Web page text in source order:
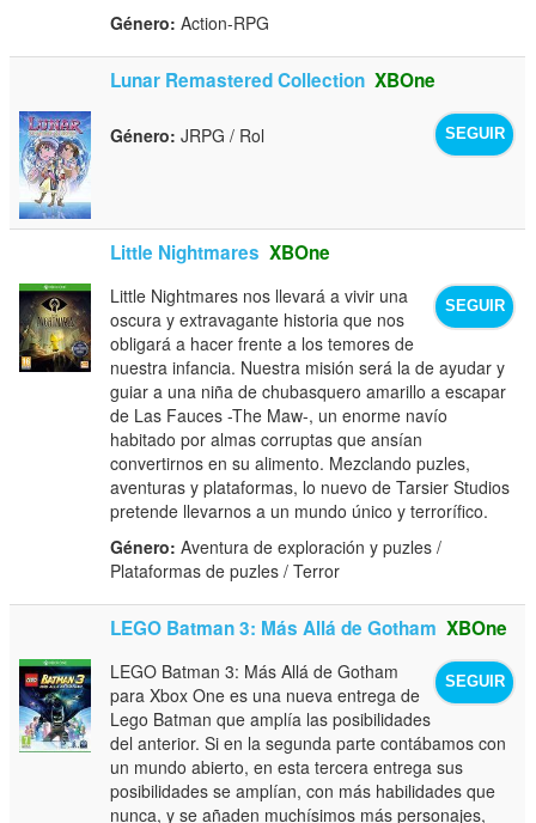
Género: Action-RPG
Lunar Remastered Collection XBOne
SEGUIR
Género: JRPG / Rol
Little Nightmares XBOne
SEGUIR
Little Nightmares nos llevará a vivir una
oscura y extravagante historia que nos
obligará a hacer frente a los temores de
nuestra infancia. Nuestra misión será la de ayudar y
guiar a una niña de chubasquero amarillo a escapar
de Las Fauces -The Maw-, un enorme navío
habitado por almas corruptas que ansían
convertirnos en su alimento. Mezclando puzles,
aventuras y plataformas, lo nuevo de Tarsier Studios
pretende llevarnos a un mundo único y terrorífico.
Género: Aventura de exploración y puzles /
Plataformas de puzles / Terror
LEGO Batman 3: Más Allá de Gotham XBOne
SEGUIR
LEGO Batman 3: Más Allá de Gotham
para Xbox One es una nueva entrega de
Lego Batman que amplía las posibilidades
del anterior. Si en la segunda parte contábamos con
un mundo abierto, en esta tercera entrega sus
posibilidades se amplían, con más habilidades que
nunca, y se añaden muchísimos más personajes,